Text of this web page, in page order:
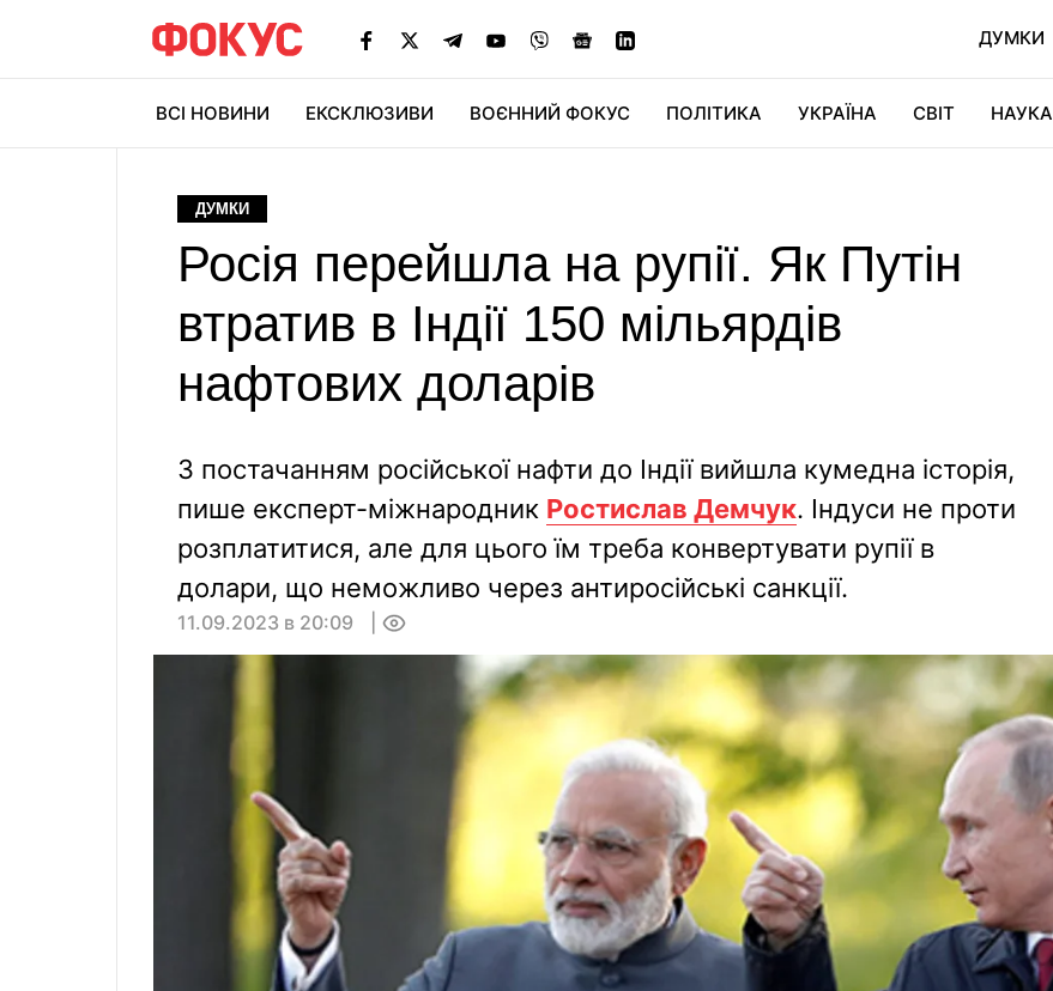
ДУМКИ
ВСІ НОВИНИ ЕКСКЛЮЗИВИ ВОЄННИЙ ФОКУС ПОЛІТИКА УКРАЇНА СВІТ НАУКА
ДУМКИ
Росія перейшла на рупії. Як Путін
втратив в Індії 150 мільярдів
нафтових доларів
З постачанням російської нафти до Індії вийшла кумедна історія,
пише експерт-мiжнародник Ростислав Демчук. Індуси не проти
розплатитися, але для цього їм треба конвертувати рупії в
долари, що неможливо через антиросійські санкції.
11.09.2023 в 20:09